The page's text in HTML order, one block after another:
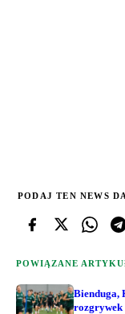
PODAJ TEN NEWS
POWIĄZANE
Bienduga,
rozgrywek